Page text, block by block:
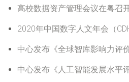
高校数据资产管理会议在粤
2020年中国数字人文年会（
中心发布《全球智库影响力评
中心发布《人工智能发展水平